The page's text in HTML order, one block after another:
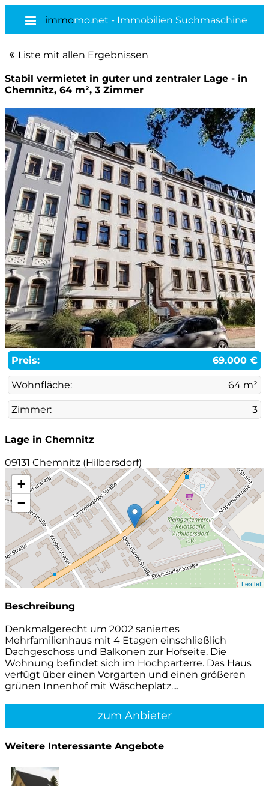
immomo.net - Immobilien Suchmaschine
Liste mit allen Ergebnissen
Stabil vermietet in guter und zentraler Lage - in
Chemnitz, 64 m², 3 Zimmer
Preis: 69.000 €
Wohnfläche: 64 m²
Zimmer: 3
Lage in Chemnitz
09131 Chemnitz (Hilbersdorf)
+
−
Leaflet
Beschreibung
Denkmalgerecht um 2002 saniertes
Mehrfamilienhaus mit 4 Etagen einschließlich
Dachgeschoss und Balkonen zur Hofseite. Die
Wohnung befindet sich im Hochparterre. Das Haus
verfügt über einen Vorgarten und einen größeren
grünen Innenhof mit Wäscheplatz....
zum Anbieter
Weitere Interessante Angebote